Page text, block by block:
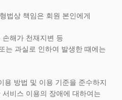
법상 책임은 회원 본인에게
해가 천재지변 등
는 과실로 인하여 발생한 떄에는
방법 및 이용 기준을 준수하지
비스 이용의 장애에 대하여는